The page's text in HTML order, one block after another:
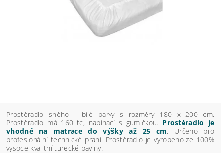
Prostěradlo sněho - bílé barvy s rozměry 180 x 200 cm.
Prostěradlo má 160 tc, napínací s gumičkou. Prostěradlo je
vhodné na matrace do výšky až 25 cm . Určeno pro
profesionální technické praní. Prostěradlo je vyrobeno ze 100%
vysoce kvalitní turecké bavlny.